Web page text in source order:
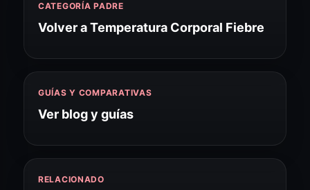
CATEGORÍA PADRE
Volver a Temperatura Corporal Fiebre
GUÍAS Y COMPARATIVAS
Ver blog y guías
RELACIONADO